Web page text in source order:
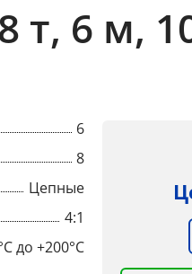
т, 6 м,
6
8
Цепные
4:1
до +200°C